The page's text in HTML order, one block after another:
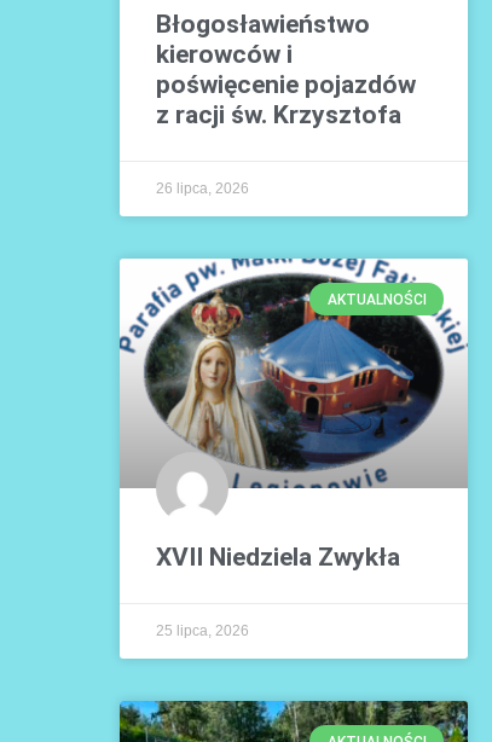
Błogosławieństwo
kierowców i
poświęcenie pojazdów
z racji św. Krzysztofa
26 lipca, 2026
AKTUALNOŚCI
XVII Niedziela Zwykła
25 lipca, 2026